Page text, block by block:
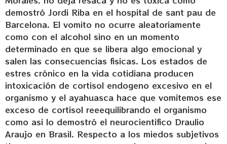
demostró Jordi Riba en el hospital de sant pau de
Barcelona. El vomito no ocurre aleatoriamente
como con el alcohol sino en un momento
determinado en que se libera algo emocional y
salen las consecuencias fisicas. Los estados de
estres crónico en la vida cotidiana producen
intoxicación de cortisol endogeno excesivo en el
organismo y el ayahuasca hace que vomitemos ese
exceso de cortisol reeequilibrando el organismo
como asi lo demostró el neurocientifico Draulio
Araujo en Brasil. Respecto a los miedos subjetivos